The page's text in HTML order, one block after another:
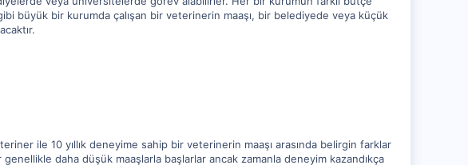
büyük bir kurumda çalışan bir veterinerin maaşı, bir belediyede veya küçük
ile 10 yıllık deneyime sahip bir veterinerin maaşı arasında belirgin farklar
daha düşük maaşlarla başlarlar ancak zamanla deneyim kazandıkça